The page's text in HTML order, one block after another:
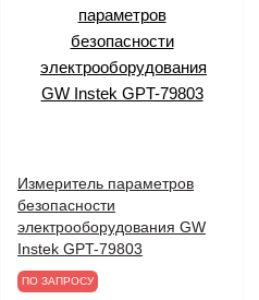
Измеритель параметров
безопасности
электрооборудования GW
Instek GPT-79803
ПО ЗАПРОСУ